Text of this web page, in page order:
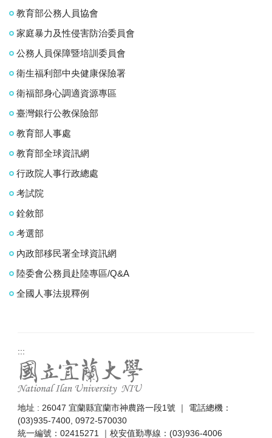
教育部公務人員協會
家庭暴力及性侵害防治委員會
公務人員保障暨培訓委員會
衛生福利部中央健康保險署
衛福部身心調適資源專區
臺灣銀行公教保險部
教育部人事處
教育部全球資訊網
行政院人事行政總處
考試院
銓敘部
考選部
內政部移民署全球資訊網
陸委會公務員赴陸專區/Q&A
全國人事法規釋例
:::
地址 : 26047 宜蘭縣宜蘭市神農路一段1號 ｜ 電話總機：
(03)935-7400, 0972-570030
統一編號：02415271 ｜校安值勤專線：(03)936-4006